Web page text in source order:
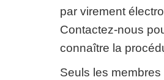
par virement
Contactez-nous
connaître la
Seuls les membres